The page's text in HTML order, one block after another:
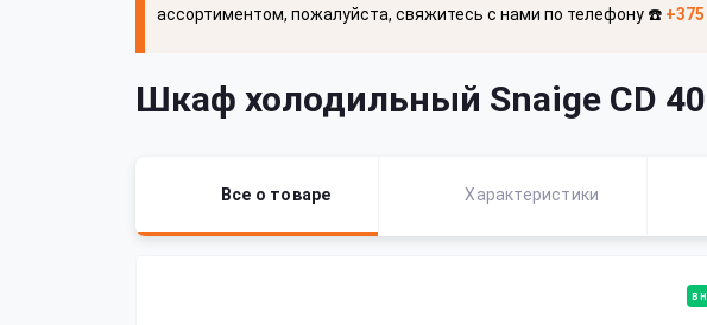
ассортиментом, пожалуйста, свяжитесь с нами по телефону ☎️
Шкаф холодильный Snaige CD
Все о товаре Характеристики
в